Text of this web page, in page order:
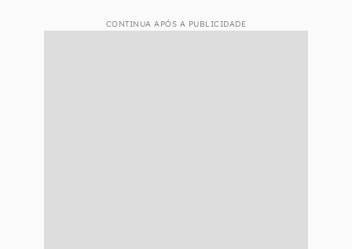
CONTINUA APÓS A PUBLICIDADE